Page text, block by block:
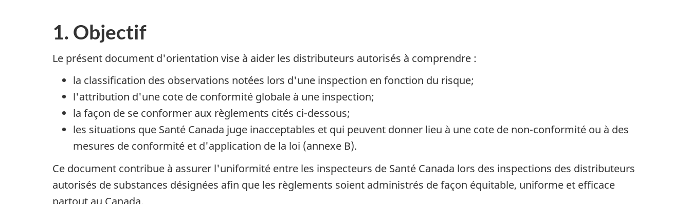
1. Objectif
Le présent document d'orientation vise à aider les distributeurs autorisés à comprendre :
la classification des observations notées lors d'une inspection en fonction du risque;
l'attribution d'une cote de conformité globale à une inspection;
la façon de se conformer aux règlements cités ci-dessous;
les situations que Santé Canada juge inacceptables et qui peuvent donner lieu à une cote de non-conformité ou à des
mesures de conformité et d'application de la loi (annexe B).
Ce document contribue à assurer l'uniformité entre les inspecteurs de Santé Canada lors des inspections des distributeurs
autorisés de substances désignées afin que les règlements soient administrés de façon équitable, uniforme et efficace
partout au Canada.